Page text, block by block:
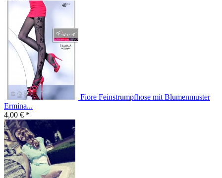
Fiore Feinstrumpfhose mit Blumenmuster
Ermina...
4,00 € *